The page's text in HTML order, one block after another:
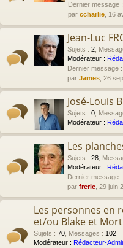
Dernier message :
par ccharlie , 16
Jean-Luc
Sujets : 2
Modérateur :
Dernier message :
par James , 26
José-Louis
Sujets : 0
Modérateur :
Les
Sujets : 28
Modérateur :
Dernier message :
par freric , 29 juin
Les personnes en
et/ou Blake et
Sujets : 70 Messages : 102
Modérateur : Rédacteur-